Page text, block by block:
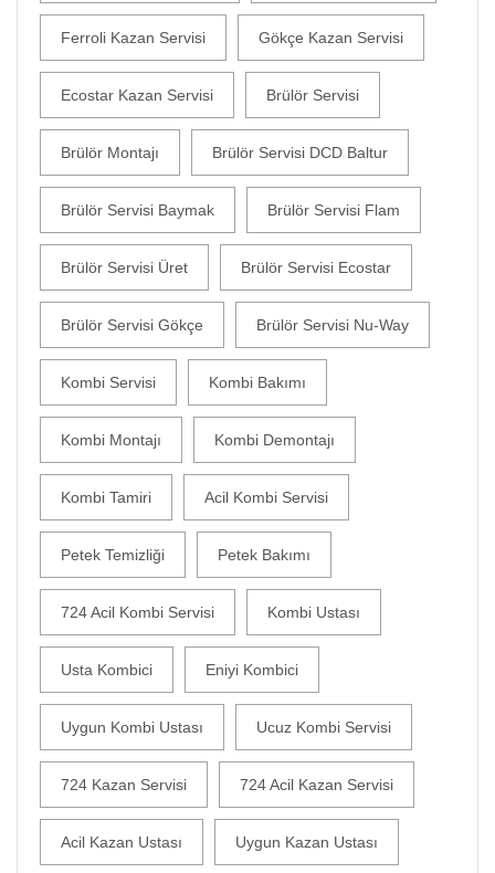
Ferroli Kazan Servisi Gökçe Kazan Servisi
Ecostar Kazan Servisi Brülör Servisi
Brülör Montajı Brülör Servisi DCD Baltur
Brülör Servisi Baymak Brülör Servisi Flam
Brülör Servisi Üret Brülör Servisi Ecostar
Brülör Servisi Gökçe Brülör Servisi Nu-Way
Kombi Servisi Kombi Bakımı
Kombi Montajı Kombi Demontajı
Kombi Tamiri Acil Kombi Servisi
Petek Temizliği Petek Bakımı
724 Acil Kombi Servisi Kombi Ustası
Usta Kombici Eniyi Kombici
Uygun Kombi Ustası Ucuz Kombi Servisi
724 Kazan Servisi 724 Acil Kazan Servisi
Acil Kazan Ustası Uygun Kazan Ustası